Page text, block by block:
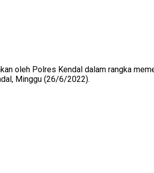
oleh Polres Kendal dalam rangka
Minggu (26/6/2022).